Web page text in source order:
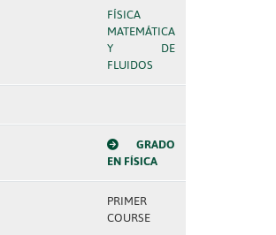
FÍSICA
MATEMÁTICA
Y DE
FLUIDOS
GRADO
EN FÍSICA
PRIMER
COURSE